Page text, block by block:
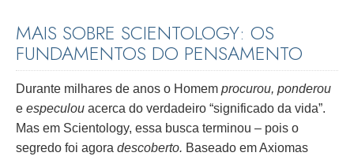
MAIS SOBRE SCIENTOLOGY: OS
FUNDAMENTOS DO PENSAMENTO
Durante milhares de anos o Homem procurou, ponderou
e especulou acerca do verdadeiro “significado da vida”.
Mas em Scientology, essa busca terminou – pois o
segredo foi agora descoberto. Baseado em Axiomas